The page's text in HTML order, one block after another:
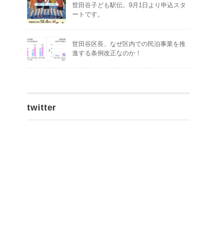
世田谷子ども駅伝。9月1日より申込スタ
ートです。
世田谷区長、なぜ区内での民泊事業を推
進する条例改正なのか！
twitter